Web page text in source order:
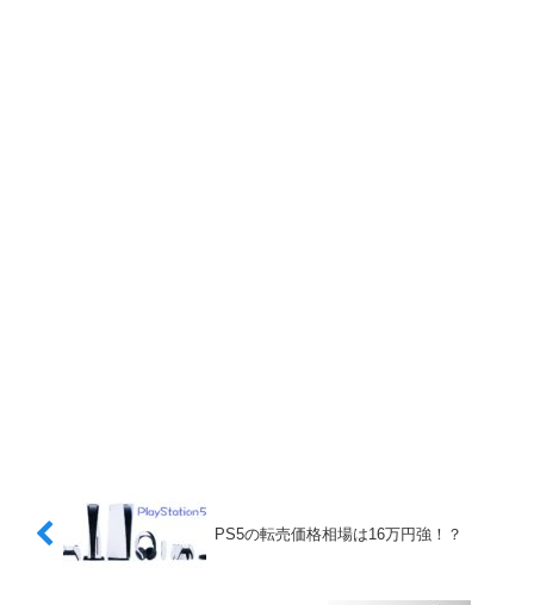
PS5の転売価格相場は16万円強！？